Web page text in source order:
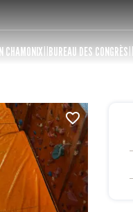
CHAMONIX BUREAU DES CONGRÈS